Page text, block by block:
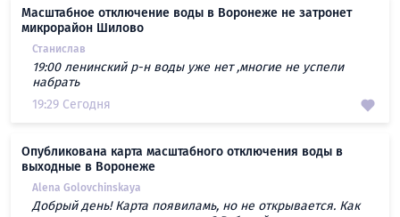
Масштабное отключение воды в Воронеже не затронет
микрорайон Шилово
Станислав
19:00 ленинский р-н воды уже нет ,многие не успели
набрать
19:29 Сегодня
Опубликована карта масштабного отключения воды в
выходные в Воронеже
Alena Golovchinskaya
Добрый день! Карта появиламь, но не открывается. Как